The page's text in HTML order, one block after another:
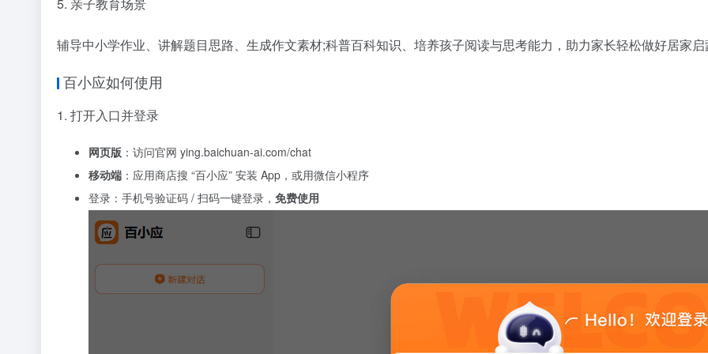
辅导中小学作业、讲解题目思路、生成作文素材;科普百科知识、培养孩子阅读与思考能力，助力家长轻松做好居家
百小应如何使用
1. 打开入口并登录
网页版 ：访问官网 ying.baichuan-ai.com/chat
移动端 ：应用商店搜 “百小应” 安装 App，或用微信小程序
登录：手机号验证码 / 扫码一键登录， 免费使用